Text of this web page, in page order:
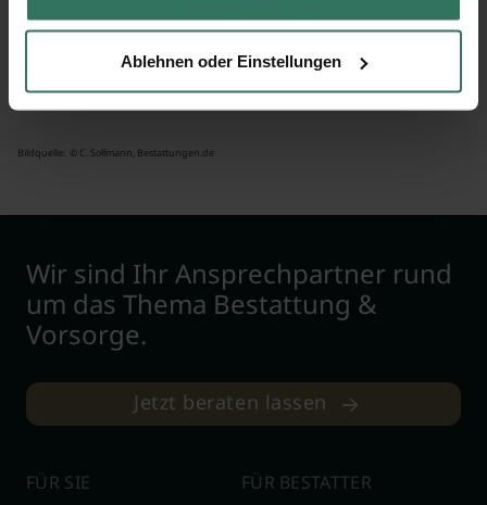
Ablehnen oder Einstellungen
herunterladen.
Bildquelle: © C. Sollmann, Bestattungen.de
Wir sind Ihr Ansprechpartner rund
um das Thema Bestattung &
Vorsorge.
Jetzt beraten lassen
FÜR SIE
FÜR BESTATTER